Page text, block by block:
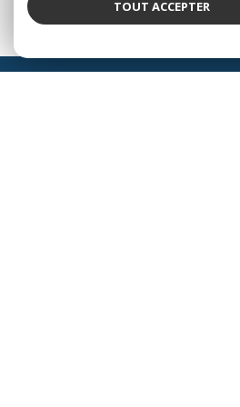
Conditions d'utilisationde Google s'appliquent.
TOUT ACCEPTER